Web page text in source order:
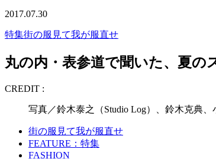
2017.07.30
特集街の服見て我が服直せ
丸の内・表参道で聞いた、夏
CREDIT :
写真／鈴木泰之（Studio Log）、鈴木克典
街の服見て我が服直せ
FEATURE：特集
FASHION